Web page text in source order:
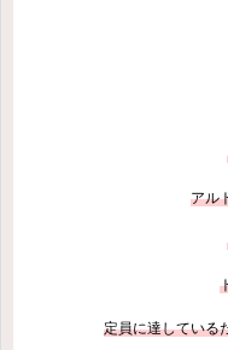
アル
定員に達している